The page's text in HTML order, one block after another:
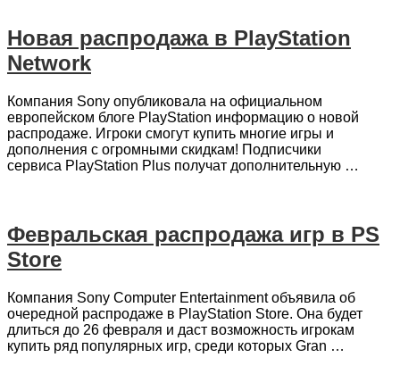
Новая распродажа в PlayStation
Network
Компания Sony опубликовала на официальном
европейском блоге PlayStation информацию о новой
распродаже. Игроки смогут купить многие игры и
дополнения с огромными скидкам! Подписчики
сервиса PlayStation Plus получат дополнительную …
Февральская распродажа игр в PS
Store
Компания Sony Computer Entertainment объявила об
очередной распродаже в PlayStation Store. Она будет
длиться до 26 февраля и даст возможность игрокам
купить ряд популярных игр, среди которых Gran …